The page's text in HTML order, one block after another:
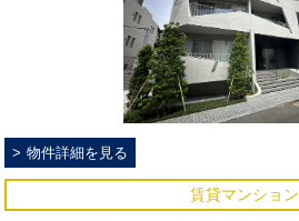
物件詳細を見る
賃貸マンション